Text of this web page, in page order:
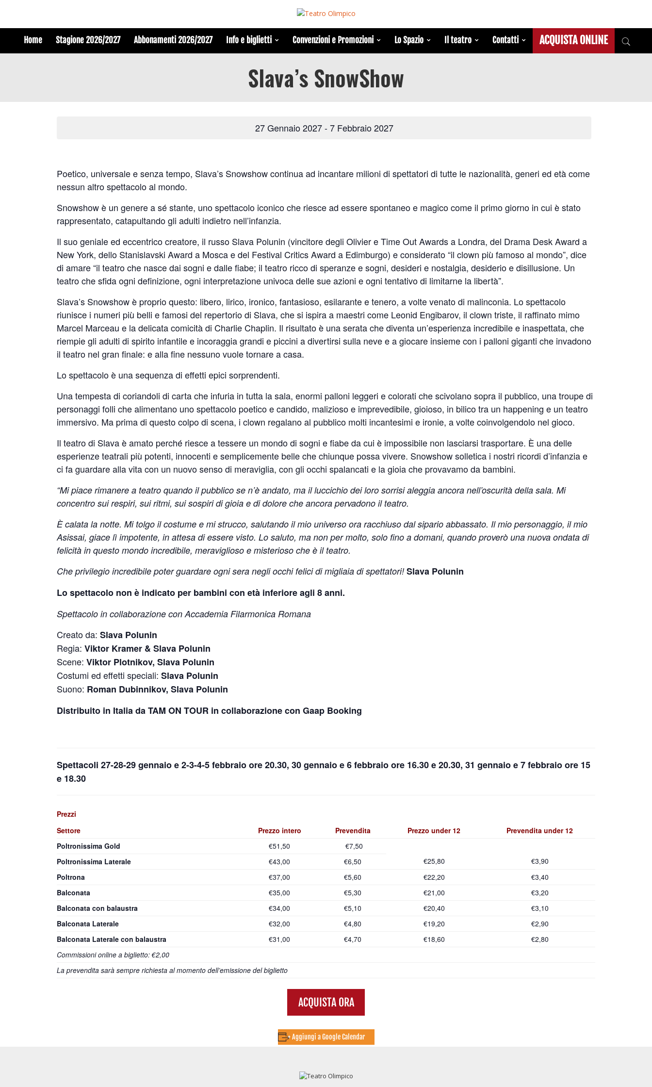
Home Stagione 2026/2027 Abbonamenti 2026/2027 Info e biglietti Convenzioni e Promozioni Lo Spazio Il teatro Contatti ACQUISTA ONLINE
Slava’s SnowShow
27 Gennaio 2027-7 Febbraio 2027
Poetico, universale e senza tempo, Slava’s Snowshow continua ad incantare milioni di spettatori di tutte le nazionalità, generi ed età come
nessun altro spettacolo al mondo.
Snowshow è un genere a sé stante, uno spettacolo iconico che riesce ad essere spontaneo e magico come il primo giorno in cui è stato
rappresentato, catapultando gli adulti indietro nell’infanzia.
Il suo geniale ed eccentrico creatore, il russo Slava Polunin (vincitore degli Olivier e Time Out Awards a Londra, del Drama Desk Award a
New York, dello Stanislavski Award a Mosca e del Festival Critics Award a Edimburgo) e considerato “il clown più famoso al mondo”, dice
di amare “il teatro che nasce dai sogni e dalle fiabe; il teatro ricco di speranze e sogni, desideri e nostalgia, desiderio e disillusione. Un
teatro che sfida ogni definizione, ogni interpretazione univoca delle sue azioni e ogni tentativo di limitarne la libertà”.
Slava’s Snowshow è proprio questo: libero, lirico, ironico, fantasioso, esilarante e tenero, a volte venato di malinconia. Lo spettacolo
riunisce i numeri più belli e famosi del repertorio di Slava, che si ispira a maestri come Leonid Engibarov, il clown triste, il raffinato mimo
Marcel Marceau e la delicata comicità di Charlie Chaplin. Il risultato è una serata che diventa un’esperienza incredibile e inaspettata, che
riempie gli adulti di spirito infantile e incoraggia grandi e piccini a divertirsi sulla neve e a giocare insieme con i palloni giganti che invadono
il teatro nel gran finale: e alla fine nessuno vuole tornare a casa.
Lo spettacolo è una sequenza di effetti epici sorprendenti.
Una tempesta di coriandoli di carta che infuria in tutta la sala, enormi palloni leggeri e colorati che scivolano sopra il pubblico, una troupe di
personaggi folli che alimentano uno spettacolo poetico e candido, malizioso e imprevedibile, gioioso, in bilico tra un happening e un teatro
immersivo. Ma prima di questo colpo di scena, i clown regalano al pubblico molti incantesimi e ironie, a volte coinvolgendolo nel gioco.
Il teatro di Slava è amato perché riesce a tessere un mondo di sogni e fiabe da cui è impossibile non lasciarsi trasportare. È una delle
esperienze teatrali più potenti, innocenti e semplicemente belle che chiunque possa vivere. Snowshow solletica i nostri ricordi d’infanzia e
ci fa guardare alla vita con un nuovo senso di meraviglia, con gli occhi spalancati e la gioia che provavamo da bambini.
“Mi piace rimanere a teatro quando il pubblico se n’è andato, ma il luccichio dei loro sorrisi aleggia ancora nell’oscurità della sala. Mi
concentro sui respiri, sui ritmi, sui sospiri di gioia e di dolore che ancora pervadono il teatro.
È calata la notte. Mi tolgo il costume e mi strucco, salutando il mio universo ora racchiuso dal sipario abbassato. Il mio personaggio, il mio
Asissai, giace lì impotente, in attesa di essere visto. Lo saluto, ma non per molto, solo fino a domani, quando proverò una nuova ondata di
felicità in questo mondo incredibile, meraviglioso e misterioso che è il teatro.
Che privilegio incredibile poter guardare ogni sera negli occhi felici di migliaia di spettatori! Slava Polunin
Lo spettacolo non è indicato per bambini con età inferiore agli 8 anni.
Spettacolo in collaborazione con Accademia Filarmonica Romana
Creato da: Slava Polunin
Regia: Viktor Kramer & Slava Polunin
Scene: Viktor Plotnikov, Slava Polunin
Costumi ed effetti speciali: Slava Polunin
Suono: Roman Dubinnikov, Slava Polunin
Distribuito in Italia da TAM ON TOUR in collaborazione con Gaap Booking
Spettacoli 27-28-29 gennaio e 2-3-4-5 febbraio ore 20.30, 30 gennaio e 6 febbraio ore 16.30 e 20.30, 31 gennaio e 7 febbraio ore 15
e 18.30
Prezzi
Settore
Prezzo intero Prevendita Prezzo under 12 Prevendita under 12
Commissioni online a biglietto: €2,00
La prevendita sarà sempre richiesta al momento dell’emissione del biglietto
Poltronissima Gold €51,50
€7,50
Poltronissima Laterale
€43,00 €6,50 €25,80
€3,90
Poltrona
€37,00 €5,60 €22,20
€3,40
Balconata
€35,00 €5,30 €21,00
€3,20
Balconata con balaustra
€34,00 €5,10 €20,40
€3,10
Balconata Laterale
€32,00 €4,80 €19,20
€2,90
Balconata Laterale con balaustra
€31,00 €4,70 €18,60 €2,80
ACQUISTA ORA
+ Aggiungi a Google Calendar